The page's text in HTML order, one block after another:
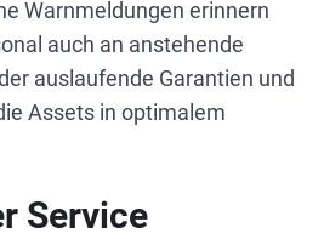
Warnmeldungen erinnern
auch an anstehende
auslaufende Garantien und
Assets in optimalem
Service